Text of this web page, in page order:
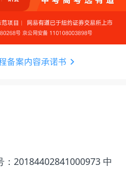
：20184402841000973 中